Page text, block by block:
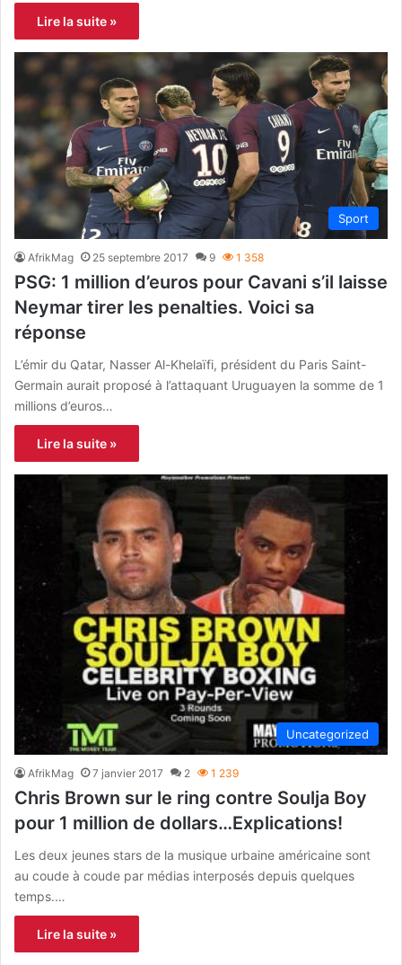
Lire la suite »
Sport
AfrikMag 25 septembre 2017 9 1 358
PSG: 1 million d’euros pour Cavani s’il laisse
Neymar tirer les penalties. Voici sa
réponse
L’émir du Qatar, Nasser Al-Khelaïfi, président du Paris Saint-
Germain aurait proposé à l’attaquant Uruguayen la somme de 1
millions d’euros…
Lire la suite »
Uncategorized
AfrikMag 7 janvier 2017 2 1 239
Chris Brown sur le ring contre Soulja Boy
pour 1 million de dollars…Explications!
Les deux jeunes stars de la musique urbaine américaine sont
au coude à coude par médias interposés depuis quelques
temps.…
Lire la suite »